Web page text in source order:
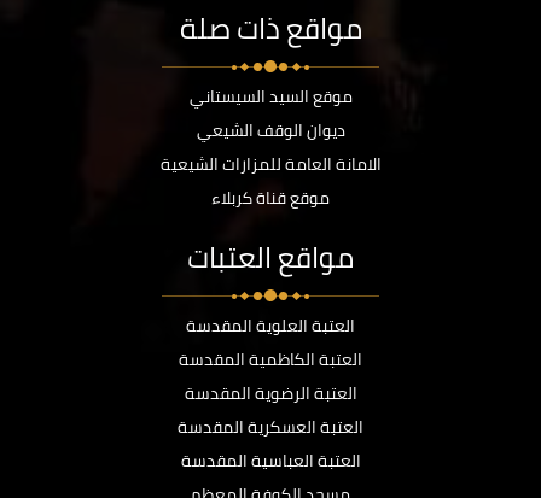
مواقع ذات صلة
موقع السيد السيستاني
ديوان الوقف الشيعي
الامانة العامة للمزارات الشيعية
موقع قناة كربلاء
مواقع العتبات
العتبة العلوية المقدسة
العتبة الكاظمية المقدسة
العتبة الرضوية المقدسة
العتبة العسكرية المقدسة
العتبة العباسية المقدسة